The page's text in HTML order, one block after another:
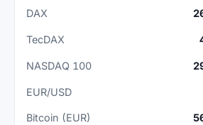
DAX
TecDAX
NASDAQ 100
EUR/USD
Bitcoin (EUR)